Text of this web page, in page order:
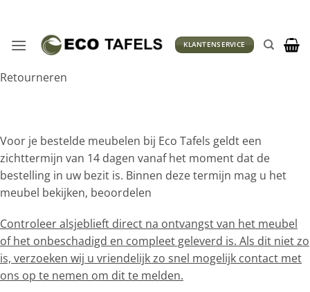
inhoud
KLANTENSERVICE
Retourneren
Voor je bestelde meubelen bij Eco Tafels geldt een
zichttermijn van 14 dagen vanaf het moment dat de
bestelling in uw bezit is. Binnen deze termijn mag u het
meubel bekijken, beoordelen
Controleer alsjeblieft direct na ontvangst van het meubel
of het onbeschadigd en compleet geleverd is. Als dit niet zo
is, verzoeken wij u vriendelijk zo snel mogelijk contact met
ons op te nemen om dit te melden.